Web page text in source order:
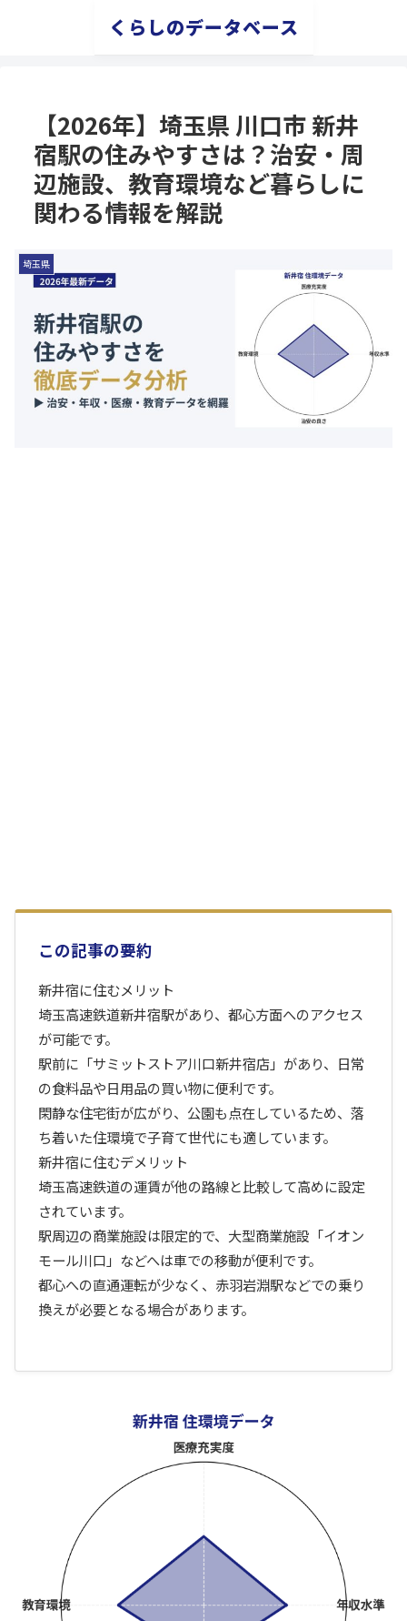
くらしのデータベース
【2026年】埼玉県 川口市 新井
宿駅の住みやすさは？治安・周
辺施設、教育環境など暮らしに
関わる情報を解説
埼玉県
この記事の要約
新井宿に住むメリット
埼玉高速鉄道新井宿駅があり、都心方面へのアクセス
が可能です。
駅前に「サミットストア川口新井宿店」があり、日常
の食料品や日用品の買い物に便利です。
閑静な住宅街が広がり、公園も点在しているため、落
ち着いた住環境で子育て世代にも適しています。
新井宿に住むデメリット
埼玉高速鉄道の運賃が他の路線と比較して高めに設定
されています。
駅周辺の商業施設は限定的で、大型商業施設「イオン
モール川口」などへは車での移動が便利です。
都心への直通運転が少なく、赤羽岩淵駅などでの乗り
換えが必要となる場合があります。